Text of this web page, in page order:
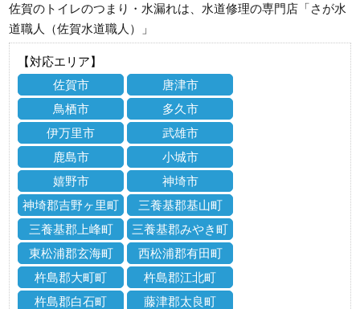
佐賀のトイレのつまり・水漏れは、水道修理の専門店「さが水
道職人（佐賀水道職人）」
【対応エリア】
佐賀市
唐津市
鳥栖市
多久市
伊万里市
武雄市
鹿島市
小城市
嬉野市
神埼市
神埼郡吉野ヶ里町
三養基郡基山町
三養基郡上峰町
三養基郡みやき町
東松浦郡玄海町
西松浦郡有田町
杵島郡大町町
杵島郡江北町
杵島郡白石町
藤津郡太良町